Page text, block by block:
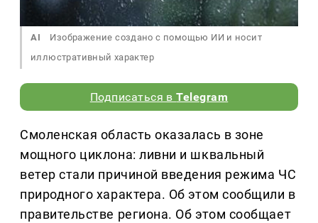
AI
Изображение создано с помощью ИИ и носит
иллюстративный характер
Подписаться вTelegram
Смоленская область оказалась в зоне
мощного циклона: ливни и шквальный
ветер стали причиной введения режима ЧС
природного характера. Об этом сообщили в
правительстве региона. Об этом сообщает